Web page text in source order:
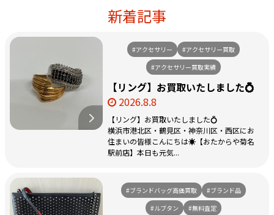
新着記事
#アクセサリー
#アクセサリー買取
#アクセサリー買取実績
【リング】お買取いたしました💍
2026.8.8
【リング】お買取いたしました💍
横浜市港北区・鶴見区・神奈川区・西区にお
住まいの皆様こんにちは☀️【おたからや菊名
駅前店】本日も元気...
#ブランドバッグ高価買取
#ブランド品
#ルブタン
#無料査定